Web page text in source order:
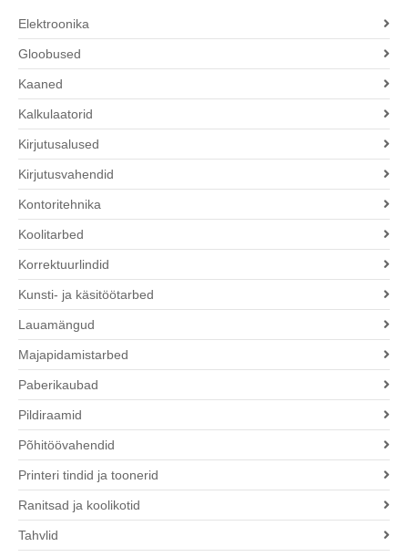
Elektroonika
Gloobused
Kaaned
Kalkulaatorid
Kirjutusalused
Kirjutusvahendid
Kontoritehnika
Koolitarbed
Korrektuurlindid
Kunsti- ja käsitöötarbed
Lauamängud
Majapidamistarbed
Paberikaubad
Pildiraamid
Põhitöövahendid
Printeri tindid ja toonerid
Ranitsad ja koolikotid
Tahvlid